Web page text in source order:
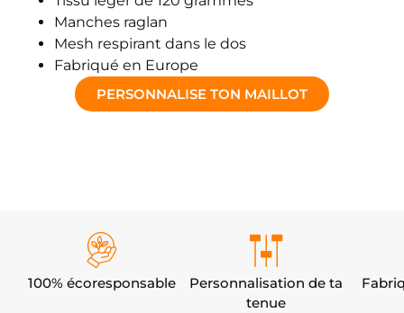
Manches raglan
Mesh respirant dans le dos
Fabriqué en Europe
PERSONNALISE TON MAILLOT
100% écoresponsable
Personnalisation de ta
tenue